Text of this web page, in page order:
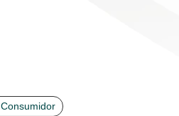
Consumidor